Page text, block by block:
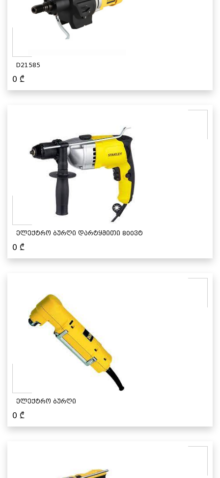
D21585
0 ₾
ელექტრო ბურღი დარტყმითი 800ვტ
0 ₾
ელექტრო ბურღი
0 ₾